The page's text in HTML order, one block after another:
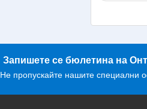
Запишете се бюлетина на
Не пропускайте нашите специални